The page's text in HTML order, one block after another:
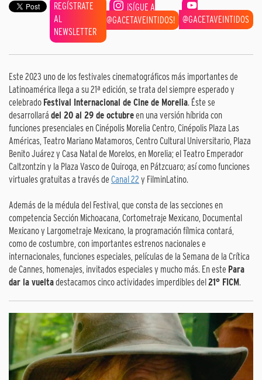
REGÍSTRATE
AL
NEWSLETTER
¡SÍGUE A
@GACETAVEINTIDOS!
@GACETAVEINTIDOS
Este 2023 uno de los festivales cinematográficos más importantes de
Latinoamérica llega a su 21ª edición, se trata del siempre esperado y
celebrado Festival Internacional de Cine de Morelia. Éste se
desarrollará del 20 al 29 de octubreen una versión híbrida con
funciones presenciales en Cinépolis Morelia Centro, Cinépolis Plaza Las
Américas, Teatro Mariano Matamoros, Centro Cultural Universitario, Plaza
Benito Juárez y Casa Natal de Morelos, en Morelia; el Teatro Emperador
Caltzontzin y la Plaza Vasco de Quiroga, en Pátzcuaro; así como funciones
virtuales gratuitas a través de Canal 22 y FilminLatino.
Además de la médula del Festival, que consta de las secciones en
competencia Sección Michoacana, Cortometraje Mexicano, Documental
Mexicano y Largometraje Mexicano, la programación fílmica contará,
como de costumbre, con importantes estrenos nacionales e
internacionales, funciones especiales, películas de la Semana de la Crítica
de Cannes, homenajes, invitados especiales y mucho más. En este Para
dar la vueltadestacamos cinco actividades imperdibles del 21° FICM.